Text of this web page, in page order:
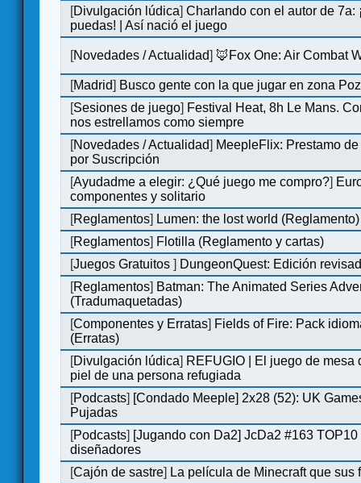
[Divulgación lúdica]Charlando con el autor de 7a:
puedas! | Así nació el juego
[Novedades / Actualidad] 🦊Fox One: Air Combat
[Madrid] Busco gente con la que jugar en zona
[Sesiones de juego] Festival Heat, 8h Le Mans.
nos estrellamos como siempre
[Novedades / Actualidad] MeepleFlix: Prestamo
por Suscripción
[Ayudadme a elegir: ¿Qué juego me compro?]
componentes y solitario
[Reglamentos] Lumen: the lost world (Reglamento)
[Reglamentos] Flotilla (Reglamento y cartas)
[Juegos Gratuitos] DungeonQuest: Edición
[Reglamentos] Batman: The Animated Series
(Tradumaquetadas)
[Componentes y Erratas] Fields of Fire: Pack
(Erratas)
[Divulgación lúdica] REFUGIO | El juego de mesa
piel de una persona refugiada
[Podcasts] [Condado Meeple] 2x28 (52): UK
Pujadas
[Podcasts] [Jugando con Da2] JcDa2 #163
diseñadores
[Cajón de sastre] La película de Minecraft que sus